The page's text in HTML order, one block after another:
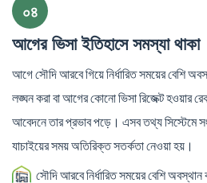
০৪
আগের ভিসা ইতিহাসে সমস্যা থাকা
আগে সৌদি আরবে গিয়ে নির্ধারিত সময়ের বেশি
লঙ্ঘন করা বা আগের কোনো ভিসা রিজেক্ট হওয়ার
আবেদনে তার প্রভাব পড়ে। এসব তথ্য সিস্টেমে
যাচাইয়ের সময় অতিরিক্ত সতর্কতা নেওয়া হয়।
সৌদি আরবে নির্ধারিত সময়ের বেশি